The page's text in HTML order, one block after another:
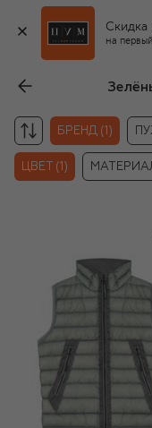
Скидка
на
БРЕНД (1)
ЦВЕТ (1) МАТЕРИАЛ